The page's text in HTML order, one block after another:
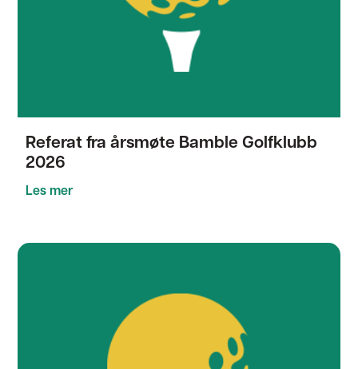
Referat fra årsmøte Bamble Golfklubb
2026
Les mer